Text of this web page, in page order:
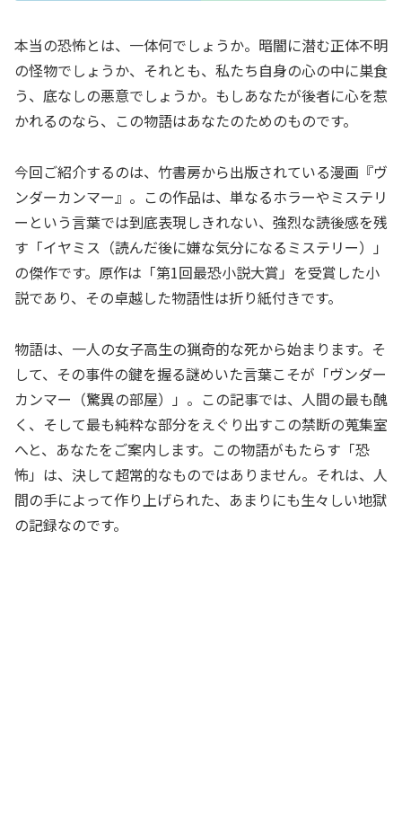
本当の恐怖とは、一体何でしょうか。暗闇に潜む正体不明
の怪物でしょうか、それとも、私たち自身の心の中に巣食
う、底なしの悪意でしょうか。もしあなたが後者に心を惹
かれるのなら、この物語はあなたのためのものです。
今回ご紹介するのは、竹書房から出版されている漫画『ヴ
ンダーカンマー』。この作品は、単なるホラーやミステリ
ーという言葉では到底表現しきれない、強烈な読後感を残
す「イヤミス（読んだ後に嫌な気分になるミステリー）」
の傑作です。原作は「第1回最恐小説大賞」を受賞した小
説であり、その卓越した物語性は折り紙付きです。
物語は、一人の女子高生の猟奇的な死から始まります。そ
して、その事件の鍵を握る謎めいた言葉こそが「ヴンダー
カンマー（驚異の部屋）」。この記事では、人間の最も醜
く、そして最も純粋な部分をえぐり出すこの禁断の蒐集室
へと、あなたをご案内します。この物語がもたらす「恐
怖」は、決して超常的なものではありません。それは、人
間の手によって作り上げられた、あまりにも生々しい地獄
の記録なのです。